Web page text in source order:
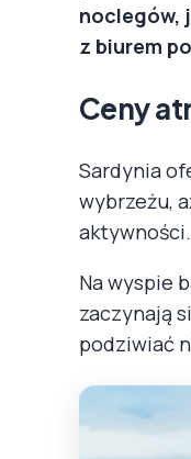
noclegów,
z biurem
Ceny
Sardynia
wybrzeżu,
aktywności.
Na wyspie
zaczynają
podziwiać